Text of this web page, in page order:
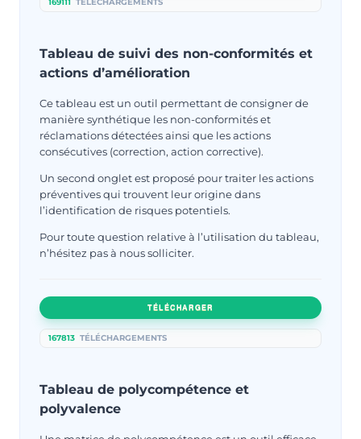
169111 TÉLÉCHARGEMENTS
Tableau de suivi des non-conformités et
actions d’amélioration
Ce tableau est un outil permettant de consigner de
manière synthétique les non-conformités et
réclamations détectées ainsi que les actions
consécutives (correction, action corrective).
Un second onglet est proposé pour traiter les actions
préventives qui trouvent leur origine dans
l’identification de risques potentiels.
Pour toute question relative à l’utilisation du tableau,
n’hésitez pas à nous solliciter.
TÉLÉCHARGER
167813 TÉLÉCHARGEMENTS
Tableau de polycompétence et
polyvalence